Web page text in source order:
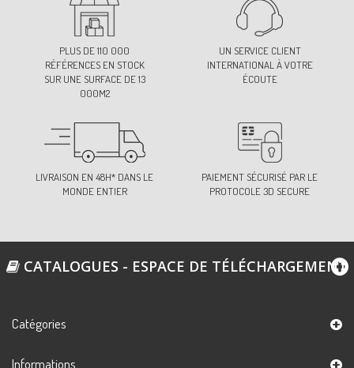
PLUS DE 110 000
RÉFÉRENCES EN STOCK
SUR UNE SURFACE DE 13
000M2
UN SERVICE CLIENT
INTERNATIONAL À VOTRE
ÉCOUTE
LIVRAISON EN 48H* DANS LE
MONDE ENTIER
PAIEMENT SÉCURISÉ PAR LE
PROTOCOLE 3D SECURE
CATALOGUES - ESPACE DE TÉLÉCHARGEMENT
Catégories
Informations